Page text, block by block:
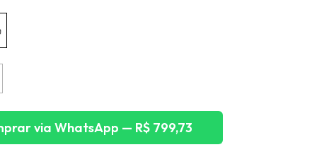
via WhatsApp — R$ 799,73